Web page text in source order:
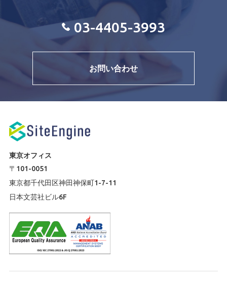
03-4405-3993
お問い合わせ
東京オフィス
〒101-0051
東京都千代田区神田神保町1-7-11
日本文芸社ビル6F